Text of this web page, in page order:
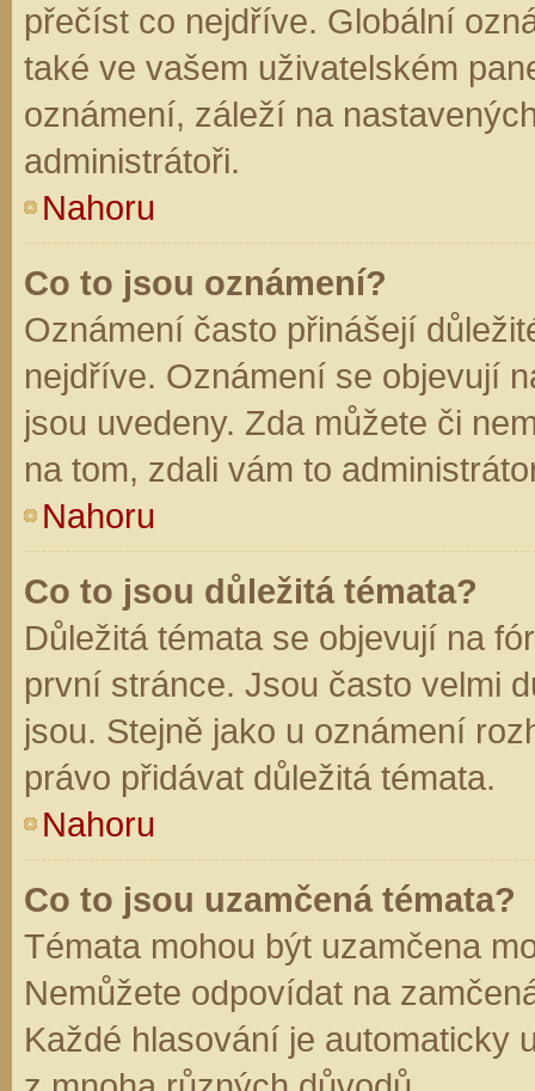
přečíst co nejdříve. Globální
také ve vašem uživatelském
oznámení, záleží na
administrátoři.
Nahoru
Co to jsou oznámení?
Oznámení často přinášejí
nejdříve. Oznámení se objevují
jsou uvedeny. Zda můžete či
na tom, zdali vám to
Nahoru
Co to jsou důležitá témata?
Důležitá témata se objevují na
první stránce. Jsou často velmi
jsou. Stejně jako u oznámení
právo přidávat důležitá témata.
Nahoru
Co to jsou uzamčená témata?
Témata mohou být uzamčena
Nemůžete odpovídat na
Každé hlasování je automaticky